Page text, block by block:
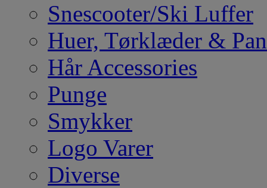
Snescooter/Ski Luffer
Huer, Tørklæder &
Hår Accessories
Punge
Smykker
Logo Varer
Diverse